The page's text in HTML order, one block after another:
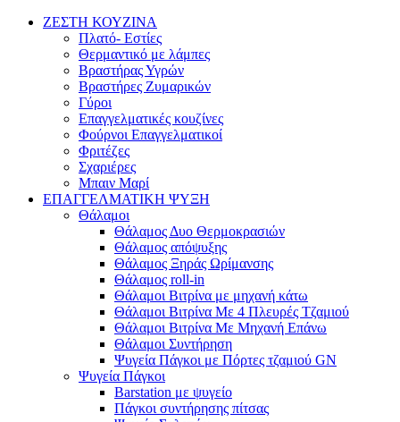
ΖΕΣΤΗ ΚΟΥΖΙΝΑ
Πλατό- Εστίες
Θερμαντικό με λάμπες
Βραστήρας Υγρών
Βραστήρες Ζυμαρικών
Γύροι
Επαγγελματικές κουζίνες
Φούρνοι Επαγγελματικοί
Φριτέζες
Σχαριέρες
Μπαιν Μαρί
ΕΠΑΓΓΕΛΜΑΤΙΚΗ ΨΥΞΗ
Θάλαμοι
Θάλαμος Δυο Θερμοκρασιών
Θάλαμος απόψυξης
Θάλαμος Ξηράς Ωρίμανσης
Θάλαμος roll-in
Θάλαμοι Βιτρίνα με μηχανή κάτω
Θάλαμοι Βιτρίνα Με 4 Πλευρές Τζαμιού
Θάλαμοι Βιτρίνα Με Μηχανή Επάνω
Θάλαμοι Συντήρηση
Ψυγεία Πάγκοι με Πόρτες τζαμιού GN
Ψυγεία Πάγκοι
Barstation με ψυγείο
Πάγκοι συντήρησης πίτσας